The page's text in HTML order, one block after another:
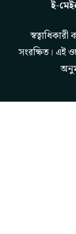
ই-
স্বত্বাধিকারী
সংরক্ষিত। এই